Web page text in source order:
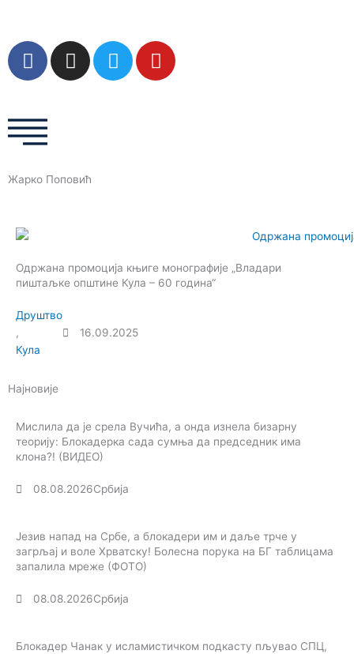
садржај
F
a
b
o
k
I
n
a
T
w
Y
o
Жарко Поповић
Одржана промоција књиге монографије „Владари
пиштаљке општине Кула – 60 година“
Друштво
,
Кула
16.09.2025
Најновије
Мислила да је срела Вучића, а онда изнела бизарну
теорију: Блокадерка сада сумња да председник има
клона?! (ВИДЕО)
08.08.2026Србија
Језив напад на Србе, а блокадери им и даље трче у
загрљај и воле Хрватску! Болесна порука на БГ таблицама
запалила мреже (ФОТО)
08.08.2026Србија
Блокадер Чанак у исламистичком подкасту пљувао СПЦ,